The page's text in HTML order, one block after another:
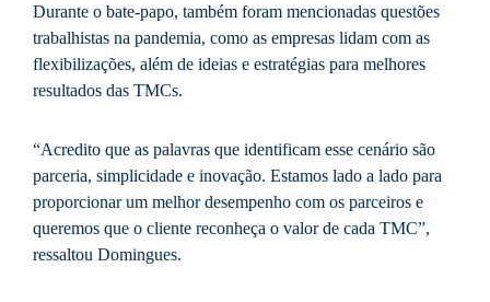
Durante o bate-papo, também foram mencionadas questões
trabalhistas na pandemia, como as empresas lidam com as
flexibilizações, além de ideias e estratégias para melhores
resultados das TMCs.
“Acredito que as palavras que identificam esse cenário são
parceria, simplicidade e inovação. Estamos lado a lado para
proporcionar um melhor desempenho com os parceiros e
queremos que o cliente reconheça o valor de cada TMC”,
ressaltou Domingues.